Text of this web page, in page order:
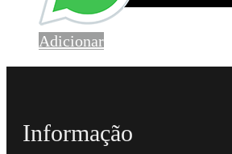
Adicionar
Informação